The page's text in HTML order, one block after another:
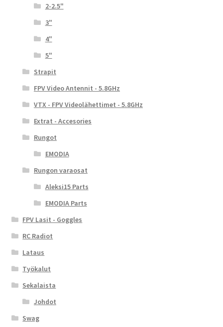
2-2.5"
3"
4"
5"
Strapit
FPV Video Antennit - 5.8GHz
VTX - FPV Videolähettimet - 5.8GHz
Extrat - Accesories
Rungot
EMODIA
Rungon varaosat
Aleksi15 Parts
EMODIA Parts
FPV Lasit - Goggles
RC Radiot
Lataus
Työkalut
Sekalaista
Johdot
Swag